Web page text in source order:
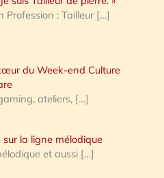
Profession : Tailleur […]
du Week-end Culture
ateliers, […]
sur la ligne mélodique
et aussi […]